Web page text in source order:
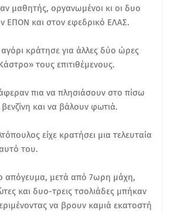
μαθητής, οργανωμένοι κι οι δυο
ΕΠΟΝ και στον εφεδρικό ΕΛΑΣ.
κράτησε για άλλες δύο ώρες
τους επιτιθέμενους.
πια να πλησιάσουν στο πίσω
και να βάλουν φωτιά.
είχε κρατήσει μια τελευταία
του.
απόγευμα, μετά από 7ωρη μάχη,
και δυο-τρεις τσολιάδες μπήκαν
να βρουν καμιά εκατοστή